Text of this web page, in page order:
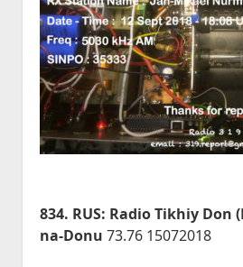
834. RUS: Radio Tikhiy Don
na-Donu 73.76 15072018